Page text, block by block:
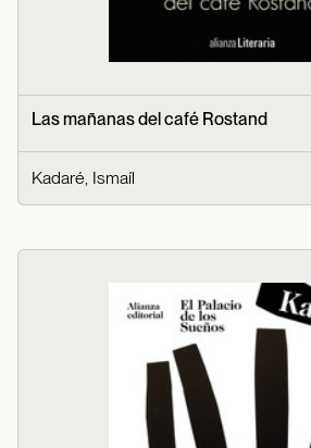
Las mañanas del café Rostand
Kadaré, Ismaíl